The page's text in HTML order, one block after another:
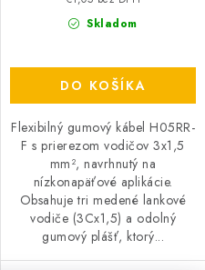
Skladom
DO KOŠÍKA
Flexibilný gumový kábel H05RR-
F s prierezom vodičov 3x1,5
mm², navrhnutý na
nízkonapäťové aplikácie.
Obsahuje tri medené lankové
vodiče (3Cx1,5) a odolný
gumový plášť, ktorý...